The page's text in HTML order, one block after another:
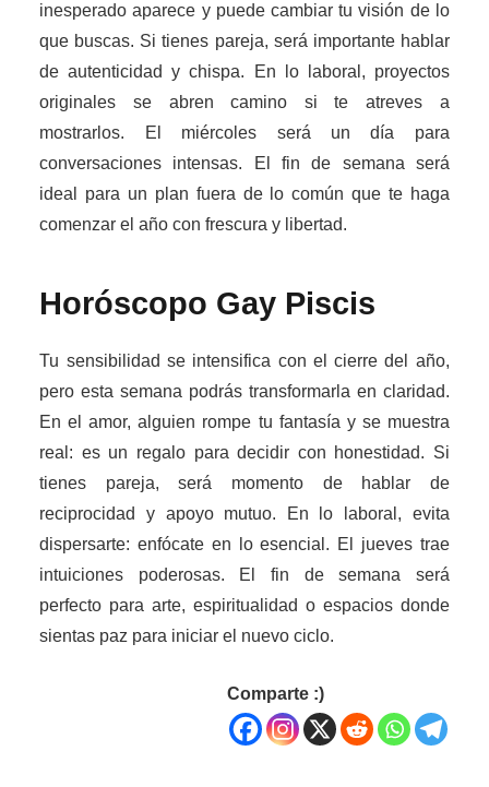
inesperado aparece y puede cambiar tu visión de lo
que buscas. Si tienes pareja, será importante hablar
de autenticidad y chispa. En lo laboral, proyectos
originales se abren camino si te atreves a
mostrarlos. El miércoles será un día para
conversaciones intensas. El fin de semana será
ideal para un plan fuera de lo común que te haga
comenzar el año con frescura y libertad.
Horóscopo Gay Piscis
Tu sensibilidad se intensifica con el cierre del año,
pero esta semana podrás transformarla en claridad.
En el amor, alguien rompe tu fantasía y se muestra
real: es un regalo para decidir con honestidad. Si
tienes pareja, será momento de hablar de
reciprocidad y apoyo mutuo. En lo laboral, evita
dispersarte: enfócate en lo esencial. El jueves trae
intuiciones poderosas. El fin de semana será
perfecto para arte, espiritualidad o espacios donde
sientas paz para iniciar el nuevo ciclo.
Comparte :)